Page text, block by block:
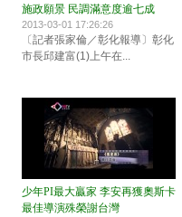
施政願景 民調滿意度逾七成
2013-03-01 17:26:26
〔記者張家倫／彰化報導〕彰化
市長邱建富(1)上午在...
少年PI最大贏家 李安再獲奧斯卡
最佳導演殊榮謝台灣